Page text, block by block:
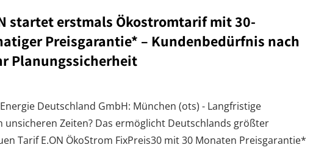
startet erstmals Ökostromtarif mit 30-
Preisgarantie* – Kundenbedürfnis nach
Planungssicherheit
Energie Deutschland GmbH: München (ots) - Langfristige
Zeiten? Das ermöglicht Deutschlands größter
Tarif E.ON ÖkoStrom FixPreis30 mit 30 Monaten Preisgarantie*